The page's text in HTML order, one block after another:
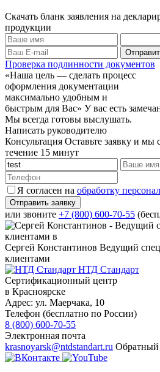
Скачать бланк заявления на
продукции
Проверка подлинности документов
«Наша цель — сделать процесс
оформления документации
максимально удобным и
быстрым для Вас» У вас есть
Мы всегда готовы выслушать.
Написать руководителю
Консультация Оставьте заявку и мы
течение 15 минут
Я согласен на обработку
или звоните +7 (800) 600-70-55
Сергей Константинов Ведущий
клиентами
НТД Стандарт
Сертификационный центр
в Красноярске
Адрес: ул. ​​​Маерчака, 10
Телефон (бесплатно по России)
8 (800) 600-70-55
Электронная почта
krasnoyarsk@ntdstandart.ru Обратный